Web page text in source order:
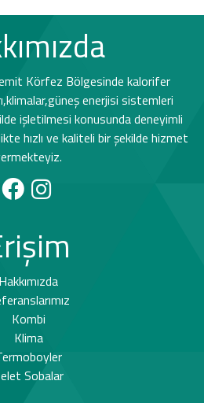
Körfez Bölgesinde kalorifer
enerjisi sistemleri
işletilmesi konusunda deneyimli
hızlı ve kaliteli bir şekilde hizmet
Hakkımızda
Kombi
Klima
Sobalar